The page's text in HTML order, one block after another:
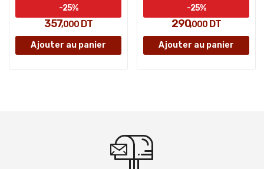
357,000 DT
-25%
Ajouter au panier
290,000 DT
-25%
Ajouter au panier